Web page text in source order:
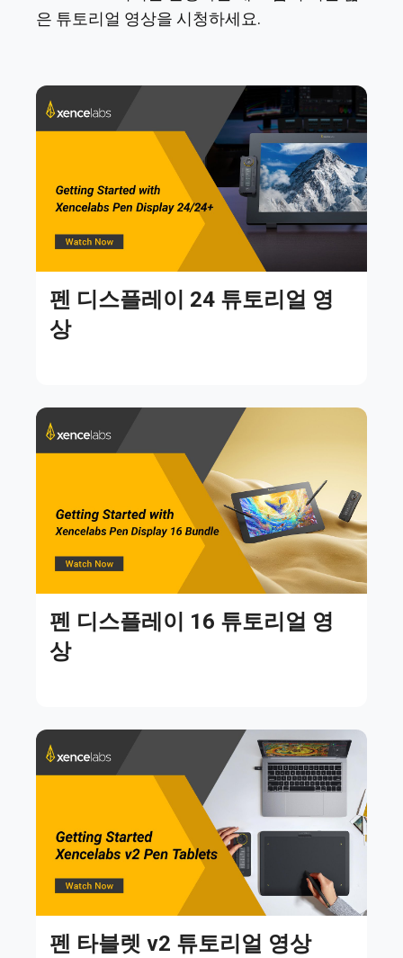
은 튜토리얼 영상을 시청하세요.
펜 디스플레이 24 튜토리얼 영
상
펜 디스플레이 16 튜토리얼 영
상
펜 타블렛 v2 튜토리얼 영상